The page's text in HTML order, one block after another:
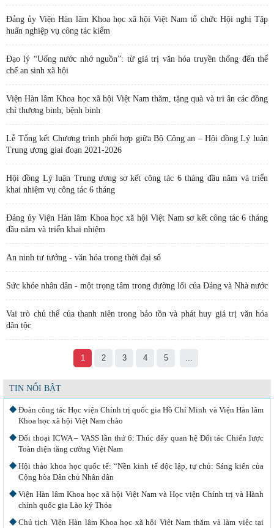
Đảng ủy Viện Hàn lâm Khoa học xã hội Việt Nam tổ chức Hội nghị Tập
huấn nghiệp vụ công tác kiểm
Đạo lý “Uống nước nhớ nguồn”: từ giá trị văn hóa truyền thống đến thể
chế an sinh xã hội
Viện Hàn lâm Khoa học xã hội Việt Nam thăm, tặng quà và tri ân các đồng
chí thương binh, bệnh binh
Lễ Tổng kết Chương trình phối hợp giữa Bộ Công an – Hội đồng Lý luận
Trung ương giai đoạn 2021-2026
Hội đồng Lý luận Trung ương sơ kết công tác 6 tháng đầu năm và triển
khai nhiệm vụ công tác 6 tháng
Đảng ủy Viện Hàn lâm Khoa học xã hội Việt Nam sơ kết công tác 6 tháng
đầu năm và triển khai nhiệm
An ninh tư tưởng - văn hóa trong thời đại số
Sức khỏe nhân dân - một trọng tâm trong đường lối của Đảng và Nhà nước
Vai trò chủ thể của thanh niên trong bảo tồn và phát huy giá trị văn hóa
dân tộc
1 2 3 4 5
TIN NỔI BẬT
Đoàn công tác Học viện Chính trị quốc gia Hồ Chí Minh và Viện Hàn lâm
Khoa học xã hội Việt Nam chào
Đối thoại ICWA – VASS lần thứ 6: Thúc đẩy quan hệ Đối tác Chiến lược
Toàn diện tăng cường Việt Nam
Hội thảo khoa học quốc tế: “Nền kinh tế độc lập, tự chủ: Sáng kiến của
Cộng hòa Dân chủ Nhân dân
Viện Hàn lâm Khoa học xã hội Việt Nam và Học viện Chính trị và Hành
chính quốc gia Lào ký Thỏa
Chủ tịch Viện Hàn lâm Khoa học xã hội Việt Nam thăm và làm việc tại